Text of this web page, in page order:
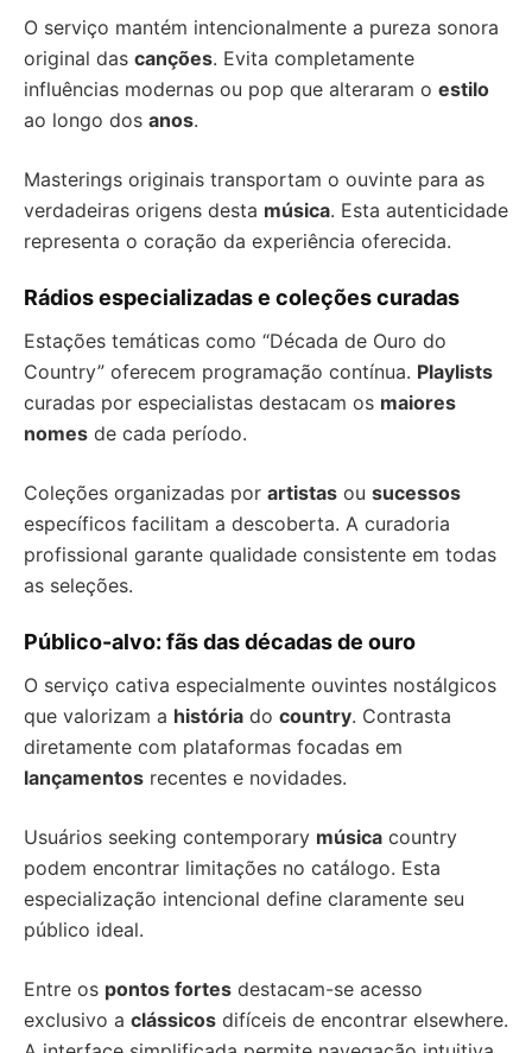
O serviço mantém intencionalmente a pureza sonora
original das canções. Evita completamente
influências modernas ou pop que alteraram o estilo
ao longo dos anos.
Masterings originais transportam o ouvinte para as
verdadeiras origens desta música. Esta autenticidade
representa o coração da experiência oferecida.
Rádios especializadas e coleções curadas
Estações temáticas como “Década de Ouro do
Country” oferecem programação contínua. Playlists
curadas por especialistas destacam os maiores
nomes de cada período.
Coleções organizadas por artistas ou sucessos
específicos facilitam a descoberta. A curadoria
profissional garante qualidade consistente em todas
as seleções.
Público-alvo: fãs das décadas de ouro
O serviço cativa especialmente ouvintes nostálgicos
que valorizam a história do country. Contrasta
diretamente com plataformas focadas em
lançamentos recentes e novidades.
Usuários seeking contemporary música country
podem encontrar limitações no catálogo. Esta
especialização intencional define claramente seu
público ideal.
Entre os pontos fortes destacam-se acesso
exclusivo a clássicos difíceis de encontrar elsewhere.